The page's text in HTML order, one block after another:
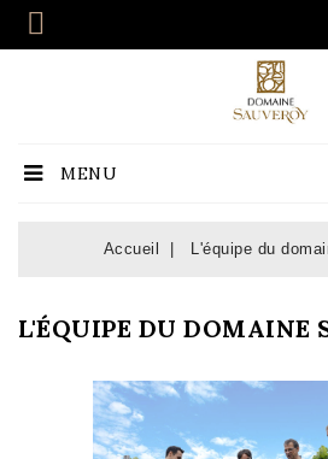
MENU
Accueil L'équipe du
L'ÉQUIPE DU DOMAINE